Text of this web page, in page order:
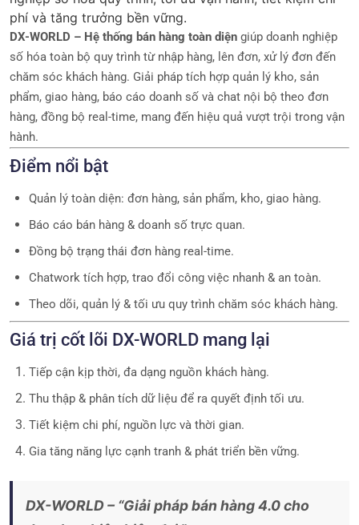
phí và tăng trưởng bền vững.
DX-WORLD – Hệ thống bán hàng toàn diện giúp doanh nghiệp
số hóa toàn bộ quy trình từ nhập hàng, lên đơn, xử lý đơn đến
chăm sóc khách hàng. Giải pháp tích hợp quản lý kho, sản
phẩm, giao hàng, báo cáo doanh số và chat nội bộ theo đơn
hàng, đồng bộ real-time, mang đến hiệu quả vượt trội trong vận
hành.
Điểm nổi bật
Quản lý toàn diện: đơn hàng, sản phẩm, kho, giao hàng.
Báo cáo bán hàng & doanh số trực quan.
Đồng bộ trạng thái đơn hàng real-time.
Chatwork tích hợp, trao đổi công việc nhanh & an toàn.
Theo dõi, quản lý & tối ưu quy trình chăm sóc khách hàng.
Giá trị cốt lõi DX-WORLD mang lại
Tiếp cận kịp thời, đa dạng nguồn khách hàng.
Thu thập & phân tích dữ liệu để ra quyết định tối ưu.
Tiết kiệm chi phí, nguồn lực và thời gian.
Gia tăng năng lực cạnh tranh & phát triển bền vững.
DX-WORLD – “Giải pháp bán hàng 4.0 cho